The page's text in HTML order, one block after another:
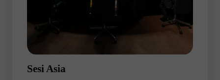
Dalam sesi Pasifik, AUD/USD dan
NZD/USD adalah pasangan mata uang
yang paling sering diperdagangkan
karena dolar Australia dan Selandia Baru
adalah mata uang nasional dari negara-
negara Pasifik.
Sesi Asia